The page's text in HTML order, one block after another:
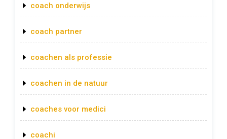
coach onderwijs
coach partner
coachen als professie
coachen in de natuur
coaches voor medici
coachi